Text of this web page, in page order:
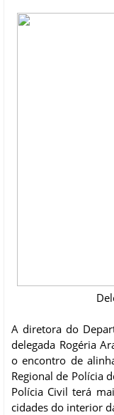
A diretora do
delegada Rogéria
o encontro de
Regional de Polícia
Polícia Civil terá
cidades do interior